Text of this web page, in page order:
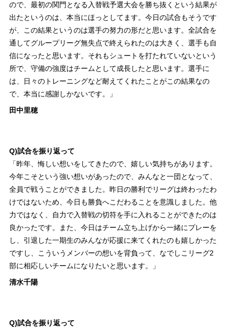
ので、最初の関門となる入替戦予選大会を勝ち抜くという結果が
出たというのは、本当にほっとしてます。今日の試合もそうです
が、この結果というのは選手の努力の形だと思います。全試合を
通してグループリーグ無失点で終えられたのは大きく、選手も自
信になったと思います。それもシュートを打たれていないという
所で、守備の強度はチームとして成長したと思います。選手に
は、日々のトレーニングなど耐えてくれたことがこの結果なの
で、本当に感謝しかないです。」
田中里穂
Q)試合を振り返って
「昨年、悔しい想いをしてきたので、嬉しい気持ちがあります。
今年こそという強い想いがあったので、みんなと一団となって、
全員で戦うことができました。昨日の勝利でリーグは終わったわ
けではないため、今日も勝負へこだわることを意識しました。他
力ではなく、自力で入替戦の切符を手に入れることができたのは
良かったです。また、今日はチーム立ち上げから一緒にプレーを
し、引退した一期生のみんなが応援に来てくれたのも嬉しかった
ですし、こういうメンバーの想いを背負って、なでしこリーグ2
部に相応しいチームになりたいと思います。」
清水千陽
Q)試合を振り返って